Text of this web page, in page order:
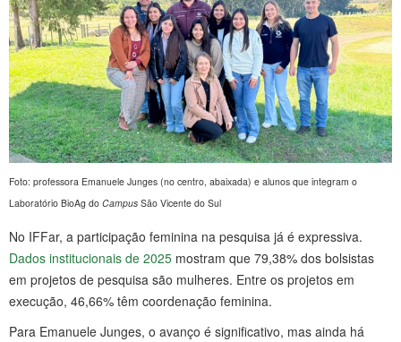
Foto: professora Emanuele Junges (no centro, abaixada) e alunos que integram o
Laboratório BioAg do Campus São Vicente do Sul
No IFFar, a participação feminina na pesquisa já é expressiva.
Dados institucionais de 2025 mostram que 79,38% dos bolsistas
em projetos de pesquisa são mulheres. Entre os projetos em
execução, 46,66% têm coordenação feminina.
Para Emanuele Junges, o avanço é significativo, mas ainda há